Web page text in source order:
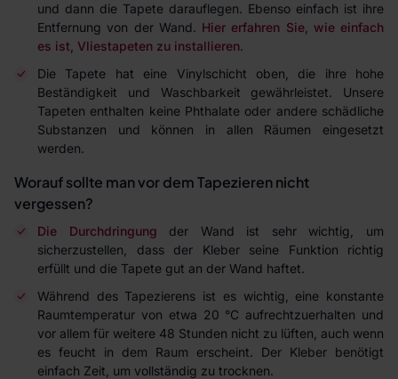
und dann die Tapete darauflegen. Ebenso einfach ist ihre
Entfernung von der Wand. Hier erfahren Sie, wie einfach
es ist, Vliestapeten zu installieren.
Die Tapete hat eine Vinylschicht oben, die ihre hohe
Beständigkeit und Waschbarkeit gewährleistet. Unsere
Tapeten enthalten keine Phthalate oder andere schädliche
Substanzen und können in allen Räumen eingesetzt
werden.
Worauf sollte man vor dem Tapezieren nicht
vergessen?
Die Durchdringung der Wand ist sehr wichtig, um
sicherzustellen, dass der Kleber seine Funktion richtig
erfüllt und die Tapete gut an der Wand haftet.
Während des Tapezierens ist es wichtig, eine konstante
Raumtemperatur von etwa 20 °C aufrechtzuerhalten und
vor allem für weitere 48 Stunden nicht zu lüften, auch wenn
es feucht in dem Raum erscheint. Der Kleber benötigt
einfach Zeit, um vollständig zu trocknen.